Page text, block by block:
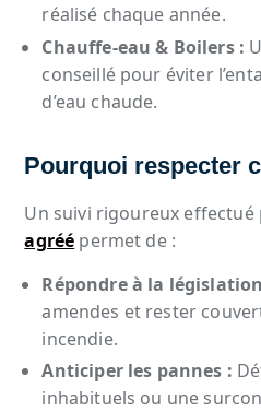
réalisé chaque année.
Chauffe-eau & Boilers :
conseillé pour éviter
d’eau chaude.
Pourquoi respecter
Un suivi rigoureux
agréé permet de :
Répondre à la
amendes et rester
incendie.
Anticiper les pannes :
inhabituels ou une